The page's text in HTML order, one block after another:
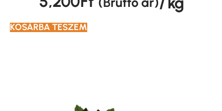
KOSÁRBA TESZEM